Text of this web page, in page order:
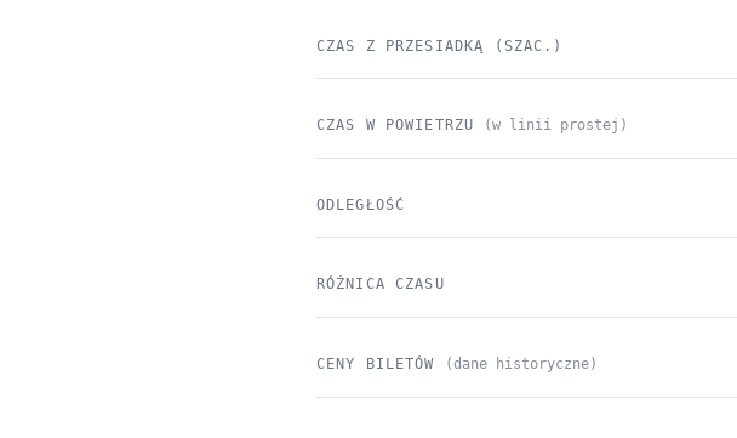
CZAS Z PRZESIADKĄ (SZAC.)
CZAS W POWIETRZU (w linii prostej)
ODLEGŁOŚĆ
RÓŻNICA CZASU
CENY BILETÓW (dane historyczne)